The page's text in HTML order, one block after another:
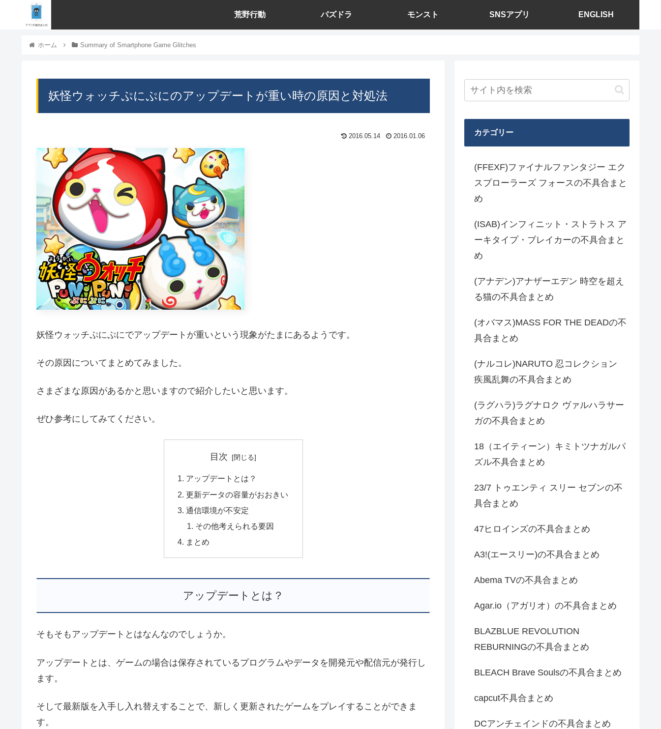
荒野行動 パズドラ モンスト SNSアプリ ENGLISH
ホーム Summary of Smartphone Game Glitches
妖怪ウォッチぷにぷにのアップデートが重い時の原因と対処法
2016.05.14 2016.01.06
妖怪ウォッチぷにぷにでアップデートが重いという現象がたまにあるようです。
その原因についてまとめてみました。
さまざまな原因があるかと思いますので紹介したいと思います。
ぜひ参考にしてみてください。
目次
アップデートとは？
更新データの容量がおおきい
通信環境が不安定
その他考えられる要因
まとめ
アップデートとは？
そもそもアップデートとはなんなのでしょうか。
アップデートとは、ゲームの場合は保存されているプログラムやデータを開発元や配信元が発行し
ます。
そして最新版を入手し入れ替えすることで、新しく更新されたゲームをプレイすることができま
す。
カテゴリー
(FFEXF)ファイナルファンタジー エク
スプローラーズ フォースの不具合まと
め
(ISAB)インフィニット・ストラトス ア
ーキタイプ・ブレイカーの不具合まと
め
(アナデン)アナザーエデン 時空を超え
る猫の不具合まとめ
(オバマス)MASS FOR THE DEADの不
具合まとめ
(ナルコレ)NARUTO 忍コレクション
疾風乱舞の不具合まとめ
(ラグハラ)ラグナロク ヴァルハラサー
ガの不具合まとめ
18（エイティーン）キミトツナガルパ
ズル不具合まとめ
23/7 トゥエンティ スリー セブンの不
具合まとめ
47ヒロインズの不具合まとめ
A3!(エースリー)の不具合まとめ
Abema TVの不具合まとめ
Agar.io（アガリオ）の不具合まとめ
BLAZBLUE REVOLUTION
REBURNINGの不具合まとめ
BLEACH Brave Soulsの不具合まとめ
capcut不具合まとめ
DCアンチェインドの不具合まとめ